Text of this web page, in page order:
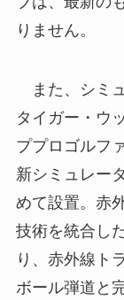
りません。
また、シミ
タイガー・ウ
ププロゴルフ
新シミュレー
めて設置。赤
技術を統合し
り、赤外線ト
ボール弾道と